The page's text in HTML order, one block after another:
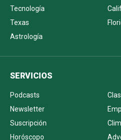
Tecnología
Texas
Astrología
SERVICIOS
Podcasts
Newsletter
Suscripción
Horóscopo